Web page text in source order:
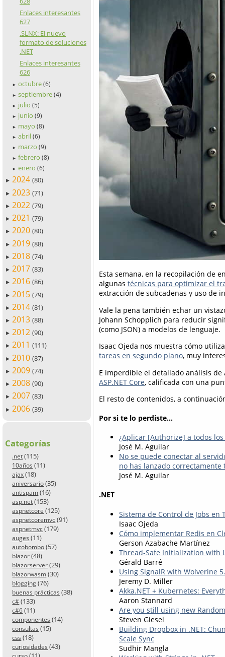
Enlaces interesantes
627
.SLNX: El nuevo
formato de soluciones
.NET
Enlaces interesantes
626
► octubre (6)
► septiembre (4)
► julio (5)
► junio (9)
► mayo (8)
► abril (6)
► marzo (9)
► febrero (8)
► enero (6)
► 2024 (80)
► 2023 (71)
► 2022 (79)
► 2021 (79)
► 2020 (80)
► 2019 (88)
► 2018 (74)
► 2017 (83)
► 2016 (86)
► 2015 (79)
► 2014 (81)
► 2013 (88)
► 2012 (90)
► 2011 (111)
► 2010 (87)
► 2009 (74)
► 2008 (90)
► 2007 (83)
► 2006 (39)
Categorías
.net (115)
10años (11)
ajax (18)
aniversario (35)
antispam (16)
asp.net (153)
aspnetcore (125)
aspnetcoremvc (91)
aspnetmvc (179)
auges (11)
autobombo (57)
blazor (48)
blazorserver (29)
blazorwasm (30)
blogging (76)
buenas prácticas (38)
c# (133)
c#6 (11)
componentes (14)
consultas (15)
css (18)
curiosidades (43)
Esta semana, en la recopilación de
algunas técnicas para optimizar el
extracción de subcadenas y uso de
Vale la pena también echar un
Johann Schopplich para reducir
(como JSON) a modelos de lenguaje.
Isaac Ojeda nos muestra cómo
tareas en segundo plano, muy
E imperdible el detallado análisis
ASP.NET Core, calificada con una
El resto de contenidos, a
Por si te lo perdiste...
¿Aplicar [Authorize] a todos
José M. Aguilar
No se puede conectar al
no has lanzado correctamente
José M. Aguilar
.NET
Sistema de Control de Jobs en
Isaac Ojeda
Cómo implementar Redis en
Gerson Azabache Martínez
Thread-Safe Initialization with
Gérald Barré
Using SignalR with Wolverine
Jeremy D. Miller
Akka.NET + Kubernetes:
Aaron Stannard
Are you still using new
Steven Giesel
Building Dropbox in .NET:
Scale Sync
Sudhir Mangla